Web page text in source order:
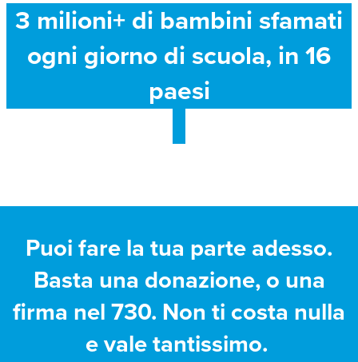
3 milioni+ di bambini sfamati
ogni giorno di scuola, in 16
paesi
Puoi fare la tua parte adesso.
Basta una donazione, o una
firma nel 730. Non ti costa nulla
e vale tantissimo.